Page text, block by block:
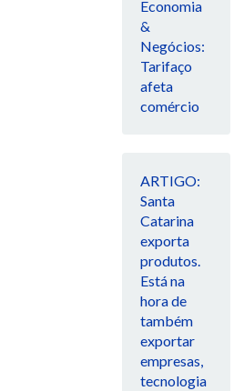
Economia
&
Negócios:
Tarifaço
afeta
comércio
ARTIGO:
Santa
Catarina
exporta
produtos.
Está na
hora de
também
exportar
empresas,
tecnologia